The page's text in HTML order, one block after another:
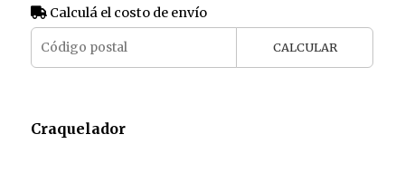
Calculá el costo de envío
CALCULAR
Craquelador